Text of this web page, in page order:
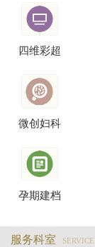
四维彩超
微创妇科
孕期建档
服务科室